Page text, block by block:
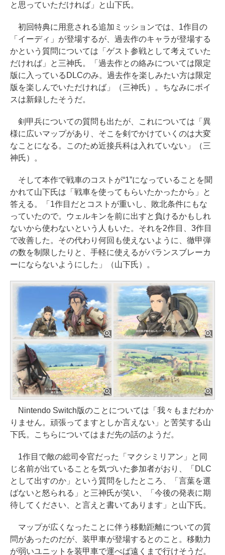
と思っていただければ」と山下氏。
初回特典に用意される追加ミッションでは、1作目の
「イーディ」が登場するが、過去作のキャラが登場する
かという質問については「ゲスト参戦として考えていた
だければ」と三神氏。「過去作との絡みについては限定
版に入っているDLCのみ。過去作を楽しみたい方は限定
版を楽しんでいただければ」（三神氏）。ちなみにボイ
スは新録したそうだ。
剣甲兵についての質問も出たが、これについては「異
様に広いマップがあり、そこを剣でかけていくのは大変
なことになる。このため近接兵科は入れていない」（三
神氏）。
そして本作で戦車のコストが“1”になっていることを聞
かれて山下氏は「戦車を使ってもらいたかったから」と
答える。「1作目だとコストが重いし、敗北条件にもな
っていたので。ウェルキンを前に出すと負けるかもしれ
ないから使わないという人もいた。それを2作目、3作目
で改善した。その代わり何回も使えないように、徹甲弾
の数を制限したりと、手軽に使えるがバランスブレーカ
ーにならないようにした」（山下氏）。
Nintendo Switch版のことについては「我々もまだわか
りません。頑張ってますとしか言えない」と苦笑する山
下氏。こちらについてはまだ先の話のようだ。
1作目で敵の総司令官だった「マクシミリアン」と同
じ名前が出ていることを気づいた参加者がおり、「DLC
として出すのか」という質問をしたところ、「言葉を選
ばないと怒られる」と三神氏が笑い、「今後の発表に期
待してください、と言えと書いてあります」と山下氏。
マップが広くなったことに伴う移動距離についての質
問があったのだが、装甲車が登場するとのこと。移動力
が弱いユニットを装甲車で運べば遠くまで行けそうだ。